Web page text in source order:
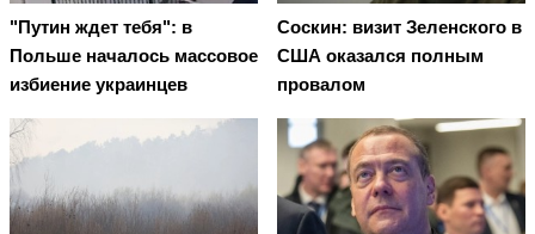
"Путин ждет тебя": в
Польше началось массовое
избиение украинцев
Соскин: визит Зеленского в
США оказался полным
провалом